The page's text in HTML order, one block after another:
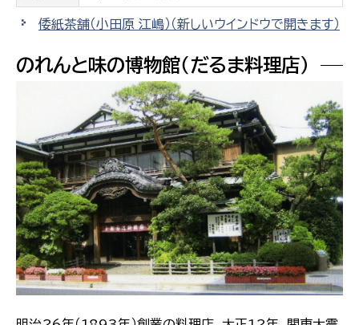
倭紙茶舗（小田原 江嶋） （新しいウインドウで開きます）
のれんと味の博物館（だるま料理店）